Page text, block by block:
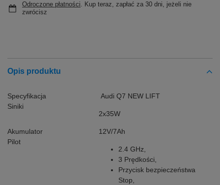
Odroczone płatności. Kup teraz, zapłać za 30 dni, jeżeli nie
zwrócisz
Opis produktu
Specyfikacja
Audi Q7 NEW LIFT
Siniki
2x35W
Akumulator
12V/7Ah
Pilot
2.4 GHz,
3 Prędkości,
Przycisk bezpieczeństwa
Stop,